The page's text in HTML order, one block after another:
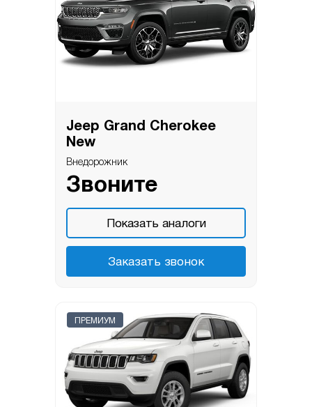
Jeep Grand Cherokee
New
Внедорожник
Звоните
Показать аналоги
Заказать звонок
ПРЕМИУМ